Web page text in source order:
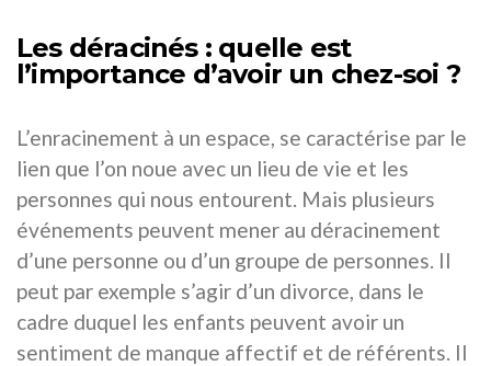
Les déracinés : quelle est
l’importance d’avoir un chez-soi ?
L’enracinement à un espace, se caractérise par le
lien que l’on noue avec un lieu de vie et les
personnes qui nous entourent. Mais plusieurs
événements peuvent mener au déracinement
d’une personne ou d’un groupe de personnes. Il
peut par exemple s’agir d’un divorce, dans le
cadre duquel les enfants peuvent avoir un
sentiment de manque affectif et de référents. Il